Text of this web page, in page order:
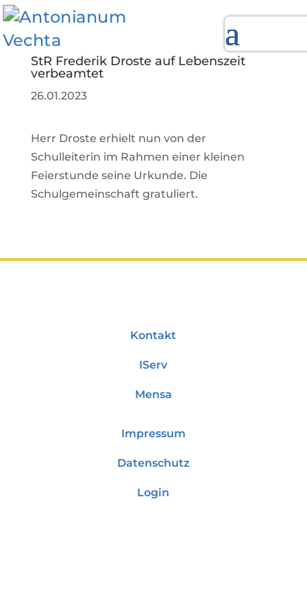
StR Frederik Droste auf Lebenszeit
verbeamtet
26.01.2023
Herr Droste erhielt nun von der
Schulleiterin im Rahmen einer kleinen
Feierstunde seine Urkunde. Die
Schulgemeinschaft gratuliert.
Kontakt
IServ
Mensa
Impressum
Datenschutz
Login